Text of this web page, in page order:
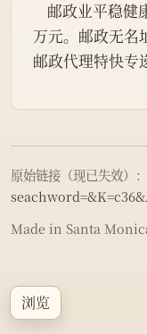
浏览
万元。邮政无名
邮政代理特快专
原始链接（现已失效）：
Made in Santa